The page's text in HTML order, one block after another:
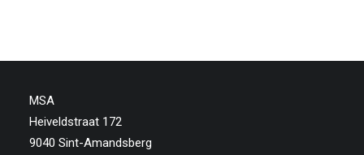
MSA
Heiveldstraat 172
9040 Sint-Amandsberg